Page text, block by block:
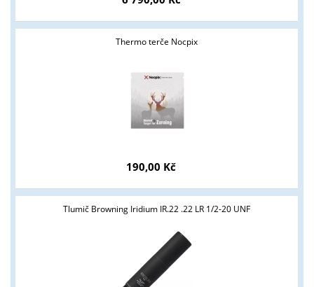
Thermo terče Nocpix
190,00 Kč
Tlumič Browning Iridium IR.22 .22 LR 1/2-20 UNF
Tyto stránky jsou určeny pouze odborné veřejnosti od 18 let a
podnikatelům v oblasti zbraně a střelivo. Splňujete tyto
podmínky?